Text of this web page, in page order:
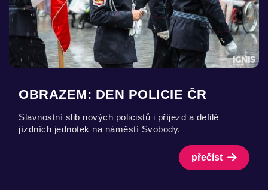
OBRAZEM: DEN POLICIE ČR
Slavnostní slib nových policistů i příjezd a defilé
jízdních jednotek na náměstí Svobody.
přečíst